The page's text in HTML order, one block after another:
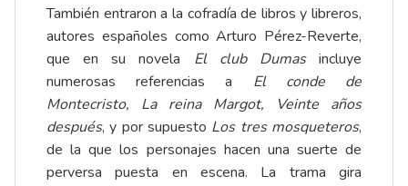
También entraron a la cofradía de libros y libreros,
autores españoles como Arturo Pérez-Reverte,
que en su novela El club Dumasincluye
numerosas referencias a El conde de
Montecristo, La reina Margot, Veinte años
después, y por supuesto Los tres mosqueteros,
de la que los personajes hacen una suerte de
perversa puesta en escena. La trama gira